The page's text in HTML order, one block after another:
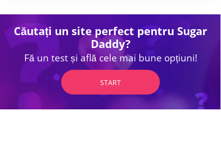
Căutați un site perfect pentru Sugar
Daddy?
Fă un test și află cele mai bune opțiuni!
START